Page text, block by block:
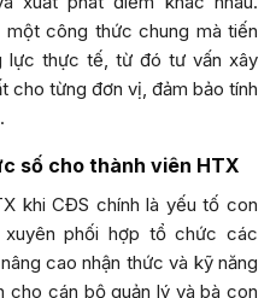
công thức chung mà tiến
lực thực tế, từ đó tư vấn xây
cho từng đơn vị, đảm bảo tính
số cho thành viên HTX
khi CĐS chính là yếu tố con
phối hợp tổ chức các
cao nhận thức và kỹ năng
cho cán bộ quản lý và bà con